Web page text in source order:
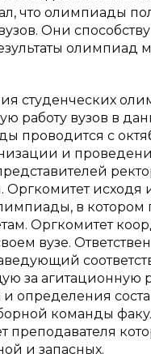
что олимпиады
Они
олимпиад
студенческих
работу вузов в
проводится с
и
Оргкомитет
в котором
Оргкомитет
вузе.
за агитационную
определения
команды
и запасных.